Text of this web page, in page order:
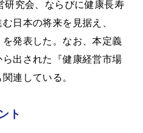
研究会、ならびに健康長寿
日本の将来を見据え、
を発表した。なお、本定義
出された『健康経営市場
連している。
ト